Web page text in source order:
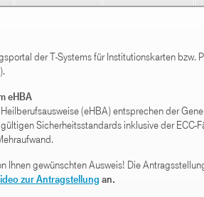
der T-Systems für Institutionskarten bzw.
eHBA
(eHBA) entsprechen der
Sicherheitsstandards inklusive der ECC-
Ihnen gewünschten Ausweis! Die
zur Antragstellung an.